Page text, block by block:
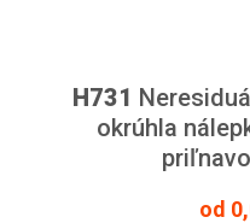
H731
okrúhla
od